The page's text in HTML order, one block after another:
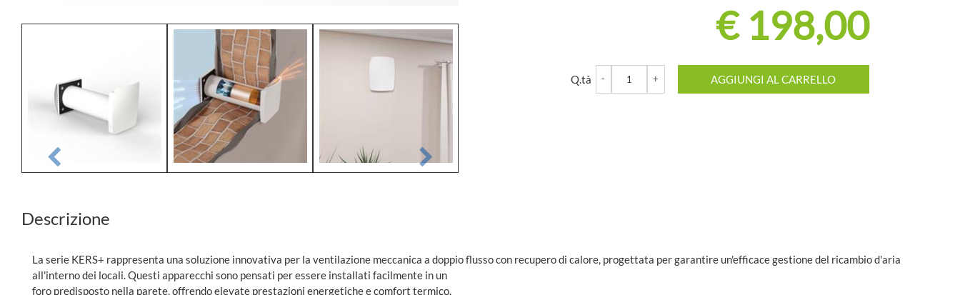
€ 198,00
Q.tà AGGIUNGI AL CARRELLO
Descrizione
La serie KERS+ rappresenta una soluzione innovativa per la ventilazione meccanica a doppio flusso con recupero di calore, progettata per garantire un'efficace gestione del ricambio d'aria
all'interno dei locali. Questi apparecchi sono pensati per essere installati facilmente in un
foro predisposto nella parete, offrendo elevate prestazioni energetiche e comfort termico.